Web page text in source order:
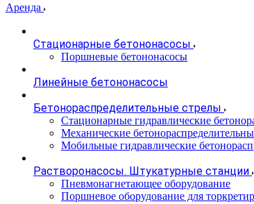
Аренда
Стационарные бетононасосы
Поршневые бетононасосы
Линейные бетононасосы
Бетонораспределительные стрелы
Стационарные гидравлические
Механические
Мобильные гидравлические
Растворонасосы. Штукатурные станции
Пневмонагнетающее оборудование
Поршневое оборудование для